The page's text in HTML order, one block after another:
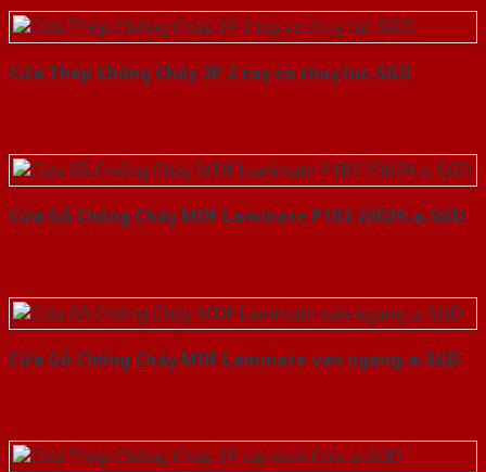
Cửa Thép Chống Cháy 2P 2 tay co thuy luc-SGD
Cửa Gỗ Chống Cháy MDF Laminate P1R2 23029-a-SGD
Cửa Gỗ Chống Cháy MDF Laminate van ngang-a-SGD